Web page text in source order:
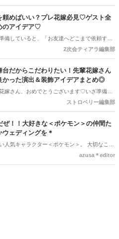
挙げる新郎新婦さんにとっては、「どんな基
頼まれた側はどんなことを話すの？」とギモ
るかと思います＊そこで今回の記事では、
の基本的な知識やお願いする相手の選び方、
頼めばいい？プレ花嫁必見♡ゲスト全
のアイデア♡
備していると、「お友達へどこまで依頼する
嫁さんを多く見かけます◎ 「二次会の幹事を
ていると、誰に何を依頼すればいいのだろ
にあわせてまたまた悩みが増えてしまうもの
2次会ティアラ編集部
台だからこだわりたい！先輩花嫁さん
かった演出＆装飾アイデアまとめ◎
嫁さん、おめでとうございます♡いざ準備を
つければいいの？」「他の人はどんなことを
な写真を見れば見るほど、「あれもこれもや
一方、「予算や準備時間を考えると、どこに
もの。 そこで今回は、数多くの
きた編集部が、卒花嫁さんに聞いた「やって
える演出と装飾のアイデアを厳選してご紹介
の準備の参考にしてくださいね！
ストロベリー編集部
ぜ！！大好きな＜ポケモン＞の仲間た
ェディングを＊
人気キャラクター＜ポケモン＞。 大切なこの
ちに囲まれて、幸せな1日をもっともっと幸
azusa＊editor